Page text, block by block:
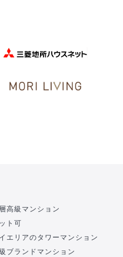
高級マンション
ト可
エリアのタワーマンション
ブランドマンション